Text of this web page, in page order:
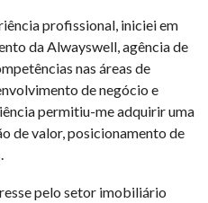
profissional, iniciei em
da Alwayswell, agência de
nas áreas de
de negócio e
permitiu-me adquirir uma
de valor, posicionamento de
pelo setor imobiliário